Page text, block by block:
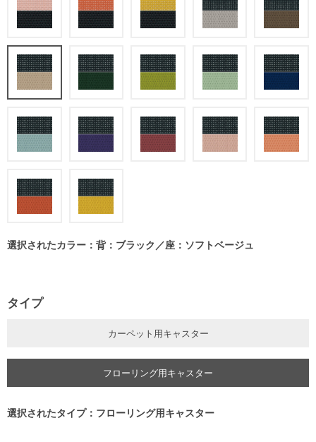
選択されたカラー：背：ブラック／座：ソフトベージュ
タイプ
カーペット用キャスター
フローリング用キャスター
選択されたタイプ：フローリング用キャスター